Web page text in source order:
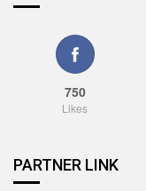
750
Likes
PARTNER LINK